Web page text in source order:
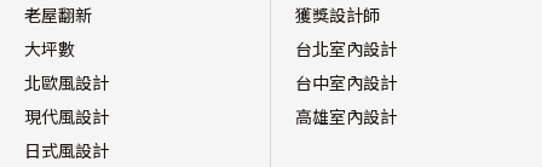
老屋翻新
大坪數
北歐風設計
現代風設計
日式風設計
獲獎設計師
台北室內設計
台中室內設計
高雄室內設計